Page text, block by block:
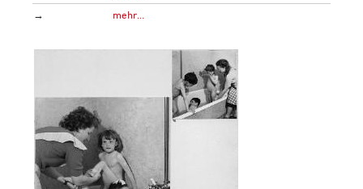
→
mehr…